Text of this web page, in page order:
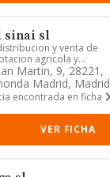
sinai sl
y venta de
agricola y
y venta...
Martin, 9, 28221,
Madrid, Madrid
encontrada en ficha
VER FICHA